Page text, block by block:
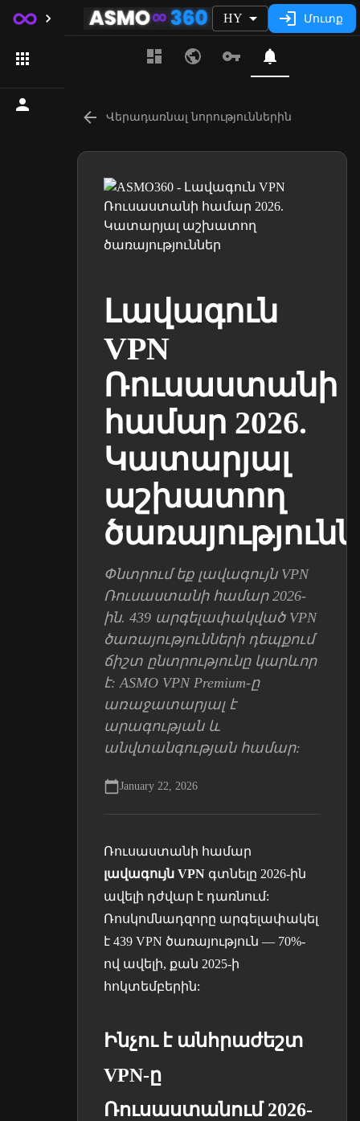
HY Մուտք
Վերադառնալ նորություններին
Լավագուն
VPN
Ռուսաստանի
համար 2026.
Կատարյալ
աշխատող
Փնտրում եք լավագույն VPN
Ռուսաստանի համար 2026-
ին. 439 արգելափակված VPN
ծառայությունների դեպքում
ճիշտ ընտրությունը կարևոր
է: ASMO VPN Premium-ը
առաջատարյալ է
արագության և
անվտանգության համար:
January 22, 2026
Ռուսաստանի համար
լավագույն VPN գտնելը 2026-ին
ավելի դժվար է դառնում:
Ռոսկոմնադզորը արգելափակել
է 439 VPN ծառայություն — 70%-
ով ավելի, քան 2025-ի
հոկտեմբերին:
Ինչու է անհրաժեշտ
VPN-ը
Ռուսաստանում 2026-